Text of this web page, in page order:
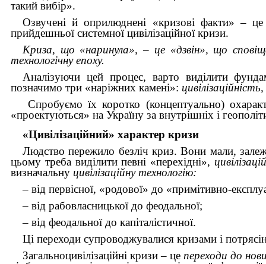
такий вибір».
Озвучені й оприлюднені «кризові факти» –
прийдешньої системної цивілізаційної кризи.
Криза, що «наринула»,– це «дзвін», що
технологічну епоху.
Аналізуючи цей процес, варто виділити
позначимо три «наріжних камені»:
Спробуємо їх коротко (концептуально)
«проектуються» на Україну за внутрішніх і
«Цивілізаційний» характер кризи
Людство пережило безліч криз. Вони мали,
цьому треба виділити певні «перехідні»,
визначальну цивілізаційну технологію:
– від первісної, «родової» до «примітивно-
– від рабовласницької до феодальної;
– від феодальної до капіталістичної.
Ці переходи супроводжувалися кризами і
Загальноцивілізаційні кризи – це переходи до